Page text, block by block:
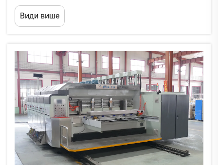
proizvodnom opremom stalno raste. Kao ključna
komponenta u linijama za proizvodnju kartonskih
kutija, automatska mašina za štampanje, žlebljenje i
Види више